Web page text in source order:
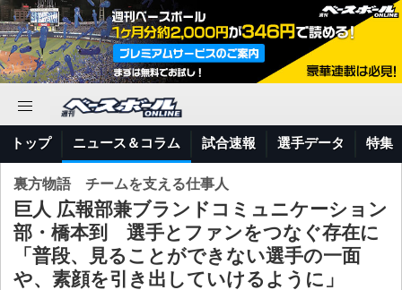
トップ ニュース＆コラム 試合速報 選手データ 特集
裏方物語 チームを支える仕事人
巨人 広報部兼ブランドコミュニケーション
部・橋本到 選手とファンをつなぐ存在に
「普段、見ることができない選手の一面
や、素顔を引き出していけるように」